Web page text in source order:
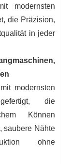
modernsten
die Präzision,
in jeder
modernsten
die
Können
saubere Nähte
ohne